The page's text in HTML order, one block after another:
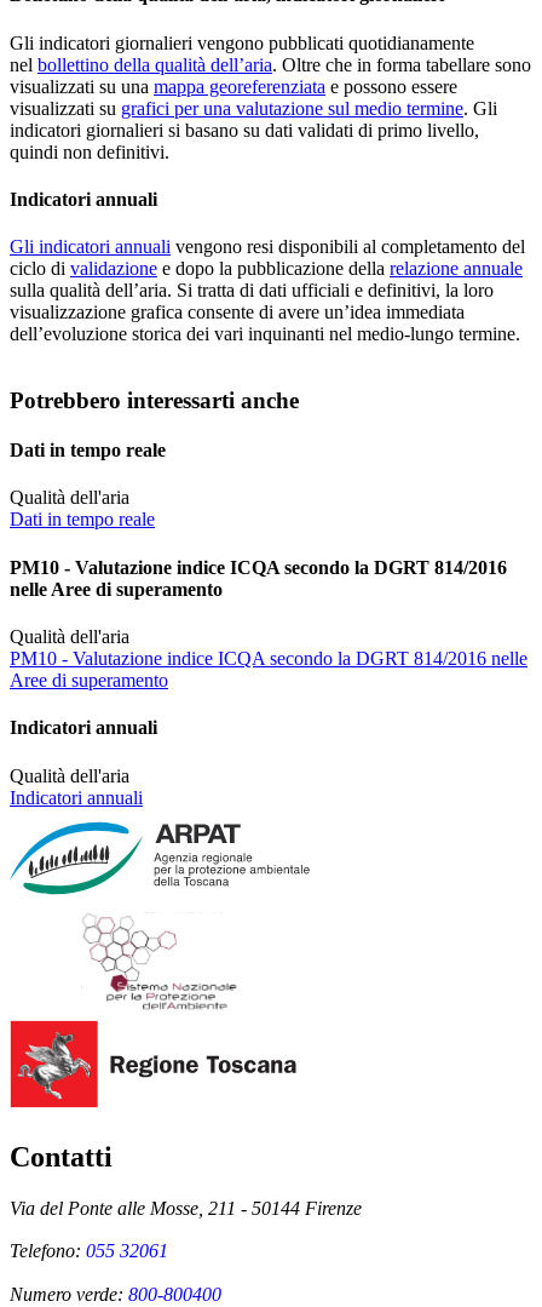
Gli indicatori giornalieri vengono pubblicati quotidianamente
nel bollettino della qualità dell’aria. Oltre che in forma tabellare sono
visualizzati su una mappa georeferenziata e possono essere
visualizzati su grafici per una valutazione sul medio termine. Gli
indicatori giornalieri si basano su dati validati di primo livello,
quindi non definitivi.
Indicatori annuali
Gli indicatori annuali vengono resi disponibili al completamento del
ciclo di validazione e dopo la pubblicazione della relazione annuale
sulla qualità dell’aria. Si tratta di dati ufficiali e definitivi, la loro
visualizzazione grafica consente di avere un’idea immediata
dell’evoluzione storica dei vari inquinanti nel medio-lungo termine.
Potrebbero interessarti anche
Dati in tempo reale
Qualità dell'aria
Dati in tempo reale
PM10 - Valutazione indice ICQA secondo la DGRT 814/2016
nelle Aree di superamento
Qualità dell'aria
PM10 - Valutazione indice ICQA secondo la DGRT 814/2016 nelle
Aree di superamento
Indicatori annuali
Qualità dell'aria
Indicatori annuali
Contatti
Via del Ponte alle Mosse, 211 - 50144 Firenze
Telefono: 055 32061
Numero verde: 800-800400